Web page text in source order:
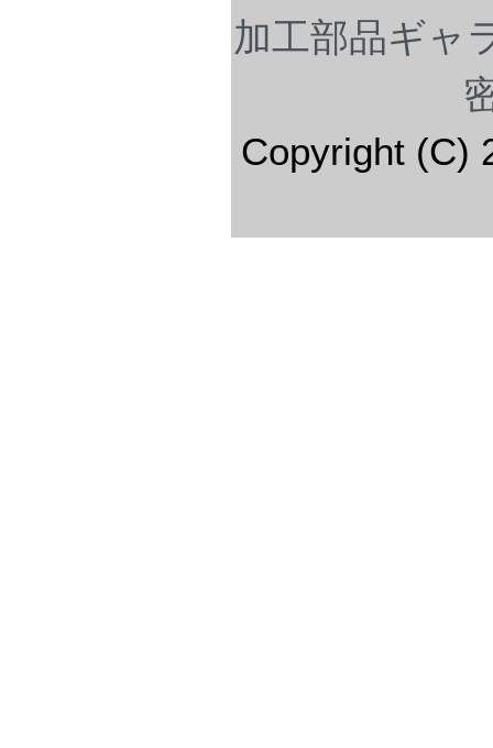
加工部品ギャ
Copyright (C)